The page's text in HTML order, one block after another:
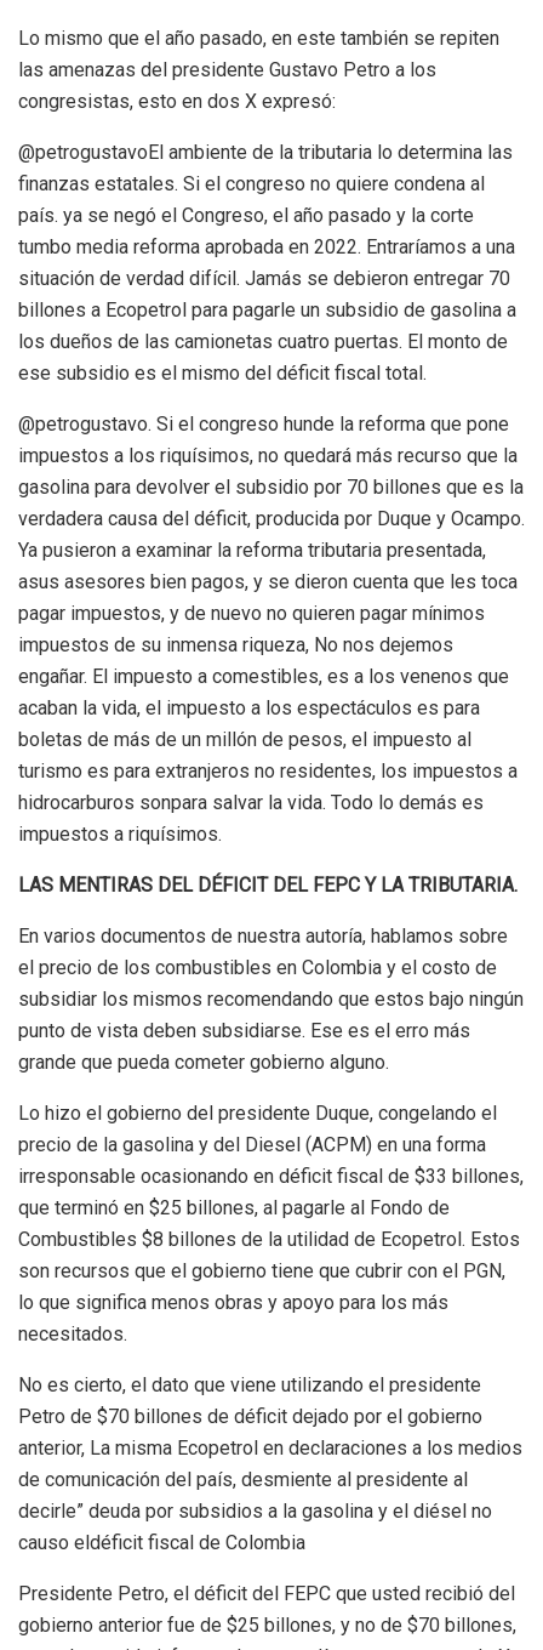
Lo mismo que el año pasado, en este también se repiten
las amenazas del presidente Gustavo Petro a los
congresistas, esto en dos X expresó:
@petrogustavoEl ambiente de la tributaria lo determina las
finanzas estatales. Si el congreso no quiere condena al
país. ya se negó el Congreso, el año pasado y la corte
tumbo media reforma aprobada en 2022. Entraríamos a una
situación de verdad difícil. Jamás se debieron entregar 70
billones a Ecopetrol para pagarle un subsidio de gasolina a
los dueños de las camionetas cuatro puertas. El monto de
ese subsidio es el mismo del déficit fiscal total.
@petrogustavo. Si el congreso hunde la reforma que pone
impuestos a los riquísimos, no quedará más recurso que la
gasolina para devolver el subsidio por 70 billones que es la
verdadera causa del déficit, producida por Duque y Ocampo.
Ya pusieron a examinar la reforma tributaria presentada,
asus asesores bien pagos, y se dieron cuenta que les toca
pagar impuestos, y de nuevo no quieren pagar mínimos
impuestos de su inmensa riqueza, No nos dejemos
engañar. El impuesto a comestibles, es a los venenos que
acaban la vida, el impuesto a los espectáculos es para
boletas de más de un millón de pesos, el impuesto al
turismo es para extranjeros no residentes, los impuestos a
hidrocarburos sonpara salvar la vida. Todo lo demás es
impuestos a riquísimos.
LAS MENTIRAS DEL DÉFICIT DEL FEPC Y LA TRIBUTARIA.
En varios documentos de nuestra autoría, hablamos sobre
el precio de los combustibles en Colombia y el costo de
subsidiar los mismos recomendando que estos bajo ningún
punto de vista deben subsidiarse. Ese es el erro más
grande que pueda cometer gobierno alguno.
Lo hizo el gobierno del presidente Duque, congelando el
precio de la gasolina y del Diesel (ACPM) en una forma
irresponsable ocasionando en déficit fiscal de $33 billones,
que terminó en $25 billones, al pagarle al Fondo de
Combustibles $8 billones de la utilidad de Ecopetrol. Estos
son recursos que el gobierno tiene que cubrir con el PGN,
lo que significa menos obras y apoyo para los más
necesitados.
No es cierto, el dato que viene utilizando el presidente
Petro de $70 billones de déficit dejado por el gobierno
anterior, La misma Ecopetrol en declaraciones a los medios
de comunicación del país, desmiente al presidente al
decirle” deuda por subsidios a la gasolina y el diésel no
causo eldéficit fiscal de Colombia
Presidente Petro, el déficit del FEPC que usted recibió del
gobierno anterior fue de $25 billones, y no de $70 billones,